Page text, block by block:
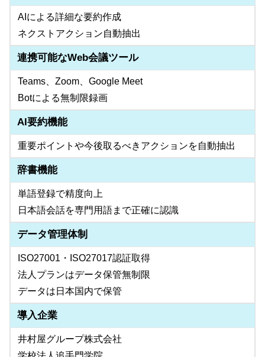
AIによる詳細な要約作成
ネクストアクション自動抽出
連携可能なWeb会議ツール
Teams、Zoom、Google Meet
Botによる無制限録画
AI要約機能
重要ポイントや今後取るべきアクションを自動抽出
辞書機能
単語登録で精度向上
日本語会話を専門用語まで正確に認識
データ管理体制
ISO27001・ISO27017認証取得
法人プランはデータ保管無制限
データは日本国内で保管
導入企業
井村屋グループ株式会社